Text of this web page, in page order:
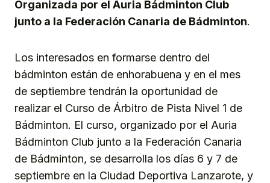
Organizada por el Auria Bádminton Club
junto a la Federación Canaria de Bádminton.
Los interesados en formarse dentro del
bádminton están de enhorabuena y en el mes
de septiembre tendrán la oportunidad de
realizar el Curso de Árbitro de Pista Nivel 1 de
Bádminton. El curso, organizado por el Auria
Bádminton Club junto a la Federación Canaria
de Bádminton, se desarrolla los días 6 y 7 de
septiembre en la Ciudad Deportiva Lanzarote, y